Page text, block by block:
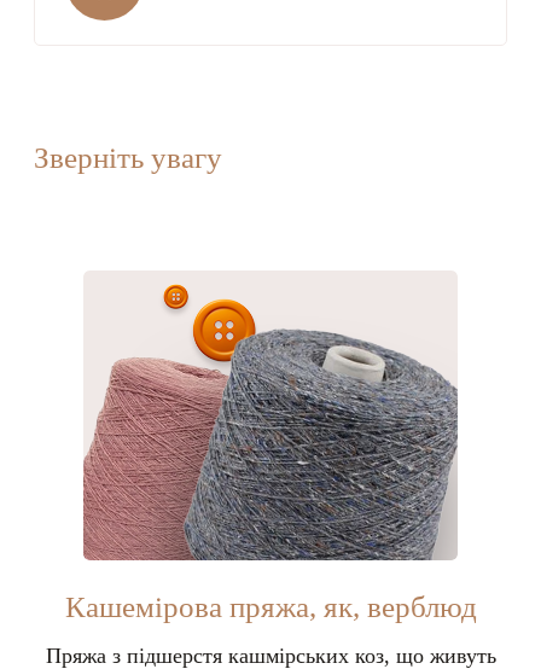
Зверніть увагу
Кашемірова пряжа, як, верблюд
Пряжа з підшерстя кашмірських коз, що живуть